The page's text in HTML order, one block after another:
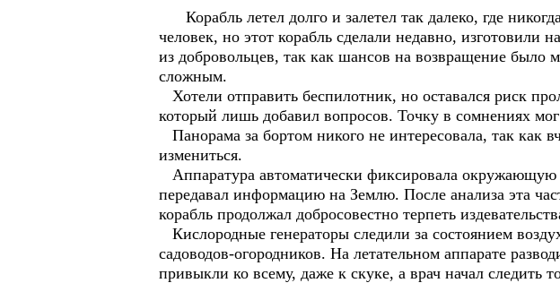
Корабль летел долго и залетел так далеко, где
человек, но этот корабль сделали недавно,
из добровольцев, так как шансов на возвращение было
сложным.
Хотели отправить беспилотник, но оставался риск
который лишь добавил вопросов. Точку в сомнениях мог
Панорама за бортом никого не интересовала, так как
измениться.
Аппаратура автоматически фиксировала окружающую
передавал информацию на Землю. После анализа эта
корабль продолжал добросовестно терпеть
Кислородные генераторы следили за состоянием
садоводов-огородников. На летательном аппарате
привыкли ко всему, даже к скуке, а врач начал следить